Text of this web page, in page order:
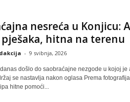
nesreća u Konjicu:
hitna na terenu
- 9 svibnja, 2026
došlo do saobraćajne nezgode u kojoj je
se nastavlja nakon oglasa Prema
hitne pomoći...